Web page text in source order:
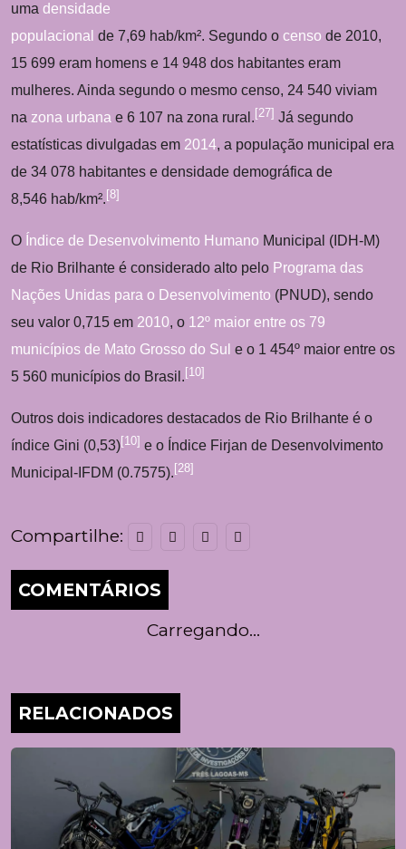
uma densidade
populacional de 7,69 hab/km². Segundo o censo de 2010,
15 699 eram homens e 14 948 dos habitantes eram
mulheres. Ainda segundo o mesmo censo, 24 540 viviam
na zona urbana e 6 107 na zona rural. [27] Já segundo
estatísticas divulgadas em 2014, a população municipal era
de 34 078 habitantes e densidade demográfica de
8,546 hab/km². [8]
O Índice de Desenvolvimento Humano Municipal (IDH-M)
de Rio Brilhante é considerado alto pelo Programa das
Nações Unidas para o Desenvolvimento (PNUD), sendo
seu valor 0,715 em 2010, o 12º maior entre os 79
municípios de Mato Grosso do Sul e o 1 454º maior entre os
5 560 municípios do Brasil. [10]
Outros dois indicadores destacados de Rio Brilhante é o
índice Gini (0,53)[10] e o Índice Firjan de Desenvolvimento
Municipal-IFDM (0.7575). [28]
Compartilhe:
COMENTÁRIOS
Carregando...
RELACIONADOS